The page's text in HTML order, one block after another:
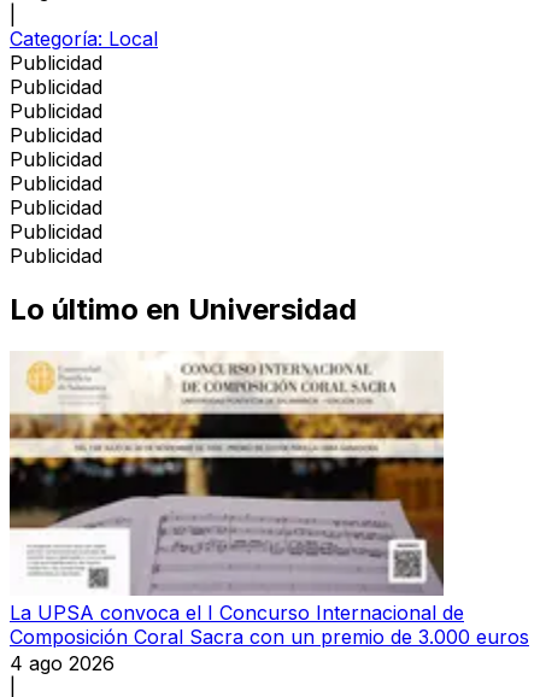
Categoría: Local
Publicidad
Publicidad
Publicidad
Publicidad
Publicidad
Publicidad
Publicidad
Publicidad
Publicidad
Lo último en Universidad
La UPSA convoca el I Concurso Internacional de
Composición Coral Sacra con un premio de 3.000 euros
4 ago 2026